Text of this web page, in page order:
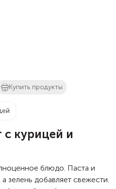
Купить продукты
с курицей и
блюдо. Паста и
зелень добавляет свежести.